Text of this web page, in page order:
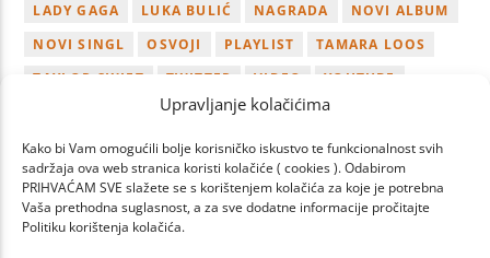
Upravljanje kolačićima
Kako bi Vam omogućili bolje korisničko iskustvo te funkcionalnost svih
sadržaja ova web stranica koristi kolačiće ( cookies ). Odabirom
PRIHVAĆAM SVE slažete se s korištenjem kolačića za koje je potrebna
Vaša prethodna suglasnost, a za sve dodatne informacije pročitajte
Politiku korištenja kolačića.
LADY GAGA
LUKA BULIĆ NAGRADA
NOVI ALBUM
NOVI SINGL
OSVOJI PLAYLIST
TAMARA LOOS
TAYLOR SWIFT
TWITTER VIDEO
YOUTUBE